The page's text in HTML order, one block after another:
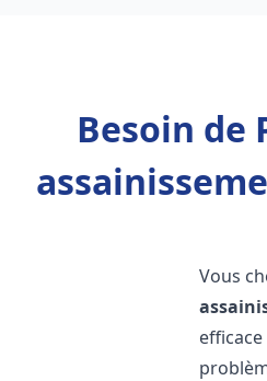
Besoin de
Vous